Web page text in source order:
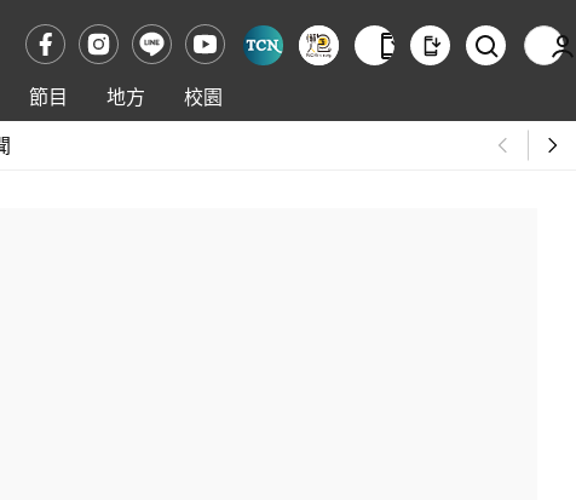
節目 地方
校園